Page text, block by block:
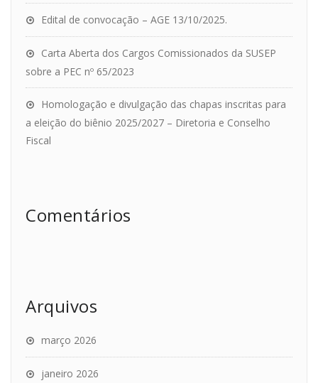
Edital de convocação – AGE 13/10/2025.
Carta Aberta dos Cargos Comissionados da SUSEP
sobre a PEC nº 65/2023
Homologação e divulgação das chapas inscritas para
a eleição do biênio 2025/2027 – Diretoria e Conselho
Fiscal
Comentários
Arquivos
março 2026
janeiro 2026